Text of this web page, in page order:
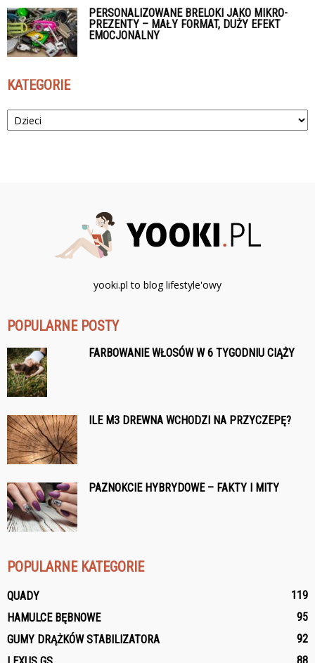
PERSONALIZOWANE BRELOKI JAKO MIKRO-
PREZENTY – MAŁY FORMAT, DUŻY EFEKT
EMOCJONALNY
KATEGORIE
Kategorie
yooki.pl to blog lifestyle'owy
POPULARNE POSTY
FARBOWANIE WŁOSÓW W 6 TYGODNIU CIĄŻY
ILE M3 DREWNA WCHODZI NA PRZYCZEPĘ?
PAZNOKCIE HYBRYDOWE – FAKTY I MITY
POPULARNE KATEGORIE
QUADY
119
HAMULCE BĘBNOWE
95
GUMY DRĄŻKÓW STABILIZATORA
92